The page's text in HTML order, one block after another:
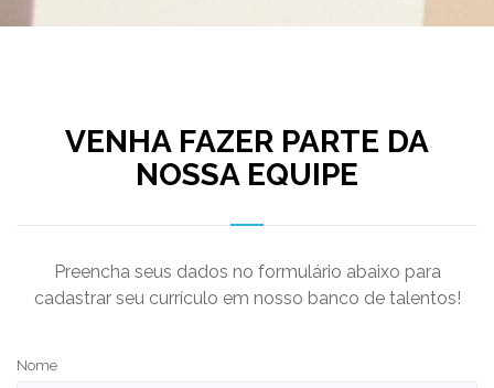
VENHA FAZER PARTE DA
NOSSA EQUIPE
Preencha seus dados no formulário abaixo para
cadastrar seu currículo em nosso banco de talentos!
Nome